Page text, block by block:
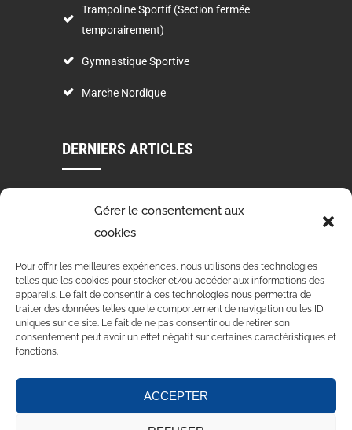
Gérer le consentement aux
cookies
Pour offrir les meilleures expériences, nous utilisons des technologies
telles que les cookies pour stocker et/ou accéder aux informations des
appareils. Le fait de consentir à ces technologies nous permettra de
traiter des données telles que le comportement de navigation ou les ID
uniques sur ce site. Le fait de ne pas consentir ou de retirer son
consentement peut avoir un effet négatif sur certaines caractéristiques et
fonctions.
ACCEPTER
Trampoline Sportif (Section fermée
temporairement)
Gymnastique Sportive
Marche Nordique
DERNIERS ARTICLES
STAGE DE DANSE 4 ET 5 NOVEMBRE 2023
15 Oct 2023
VOLVIC EN ROSE – MERCI POUR VOTRE PARTICIPATION